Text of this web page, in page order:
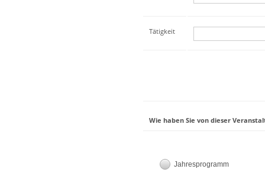
Tätigkeit
Wie haben Sie von dieser
Jahresprogramm